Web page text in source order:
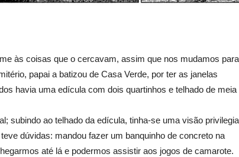
às coisas que o cercavam, assim que nos mudamos
papai a batizou de Casa Verde, por ter as janelas
havia uma edícula com dois quartinhos e telhado de meia
subindo ao telhado da edícula, tinha-se uma visão
dúvidas: mandou fazer um banquinho de concreto na
até lá e podermos assistir aos jogos de camarote.